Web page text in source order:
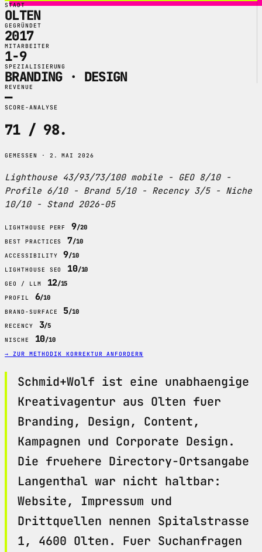
STADT
OLTEN
GEGRÜNDET
2017
MITARBEITER
1-9
SPEZIALISIERUNG
BRANDING · DESIGN
REVENUE
—
SCORE-ANALYSE
71 / 98.
GEMESSEN · 2. MAI 2026
Lighthouse 43/93/73/100 mobile - GEO 8/10 -
Profile 6/10 - Brand 5/10 - Recency 3/5 - Niche
10/10 - Stand 2026-05
LIGHTHOUSE PERF 9/20
BEST PRACTICES 7/10
ACCESSIBILITY 9/10
LIGHTHOUSE SEO 10/10
GEO / LLM 12/15
PROFIL 6/10
BRAND-SURFACE 5/10
RECENCY 3/5
NISCHE 10/10
→ ZUR METHODIK KORREKTUR ANFORDERN
Schmid+Wolf ist eine unabhaengige
Kreativagentur aus Olten fuer
Branding, Design, Content,
Kampagnen und Corporate Design.
Die fruehere Directory-Ortsangabe
Langenthal war nicht haltbar:
Website, Impressum und
Drittquellen nennen Spitalstrasse
1, 4600 Olten. Fuer Suchanfragen